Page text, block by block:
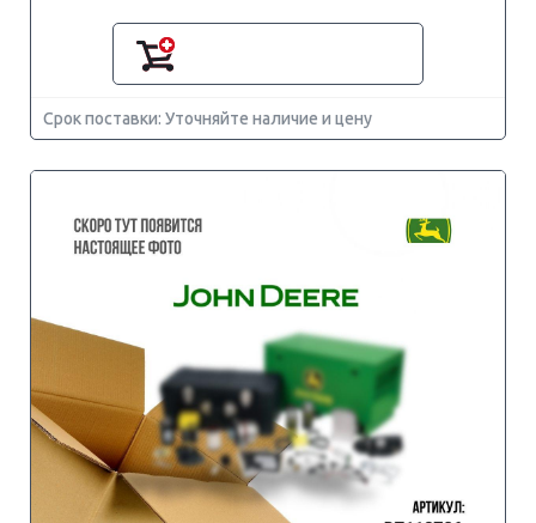
Срок поставки: Уточняйте наличие и цену